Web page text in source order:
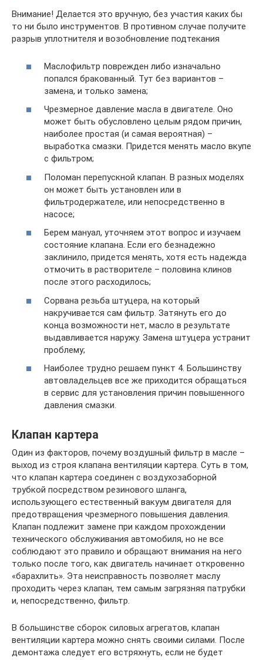
Внимание! Делается это вручную, без участия каких бы
то ни было инструментов. В противном случае получите
разрыв уплотнителя и возобновление подтекания
Маслофильтр поврежден либо изначально
попался бракованный. Тут без вариантов –
замена, и только замена;
Чрезмерное давление масла в двигателе. Оно
может быть обусловлено целым рядом причин,
наиболее простая (и самая вероятная) –
выработка смазки. Придется менять масло вкупе
с фильтром;
Поломан перепускной клапан. В разных моделях
он может быть установлен или в
фильтродержателе, или непосредственно в
насосе;
Берем мануал, уточняем этот вопрос и изучаем
состояние клапана. Если его безнадежно
заклинило, придется менять, хотя есть надежда
отмочить в растворителе – половина клинов
после этого расходилось;
Сорвана резьба штуцера, на который
накручивается сам фильтр. Затянуть его до
конца возможности нет, масло в результате
выдавливается наружу. Замена штуцера устранит
проблему;
Наиболее трудно решаем пункт 4. Большинству
автовладельцев все же приходится обращаться
в сервис для установления причин повышенного
давления смазки.
Клапан картера
Один из факторов, почему воздушный фильтр в масле –
выход из строя клапана вентиляции картера. Суть в том,
что клапан картера соединен с воздухозаборной
трубкой посредством резинового шланга,
использующего естественный вакуум двигателя для
предотвращения чрезмерного повышения давления.
Клапан подлежит замене при каждом прохождении
технического обслуживания автомобиля, но не все
соблюдают это правило и обращают внимания на него
только после того, как двигатель начинает откровенно
«барахлить». Эта неисправность позволяет маслу
проходить через клапан, тем самым загрязняя патрубки
и, непосредственно, фильтр.
В большинстве сборок силовых агрегатов, клапан
вентиляции картера можно снять своими силами. После
демонтажа следует его встряхнуть, если не будет